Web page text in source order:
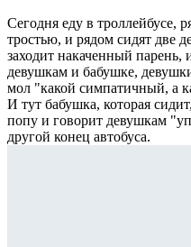
Сегодня еду в троллейбусе,
тростью, и рядом сидят две
заходит накаченный
девушкам и бабушке,
мол "какой симпатичный, а
И тут бабушка, которая
попу и говорит девушкам
другой конец автобуса.